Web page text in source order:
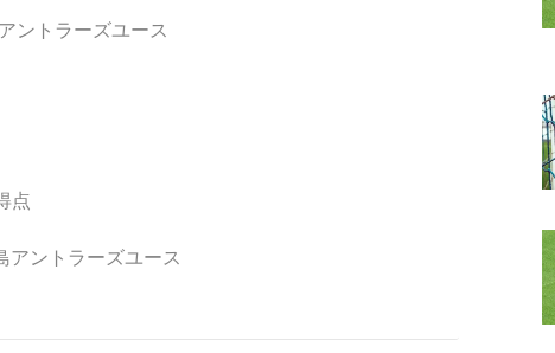
ントラーズユース
点
アントラーズユース